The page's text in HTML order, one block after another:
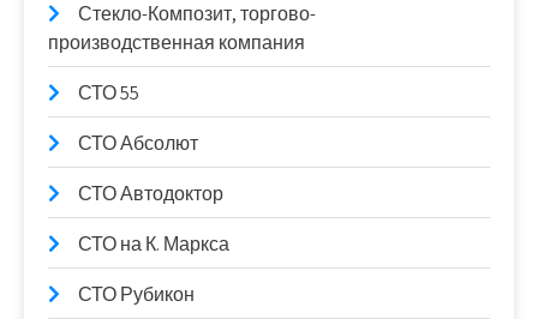
Стекло-Композит, торгово-
производственная компания
СТО 55
СТО Абсолют
СТО Автодоктор
СТО на К. Маркса
СТО Рубикон